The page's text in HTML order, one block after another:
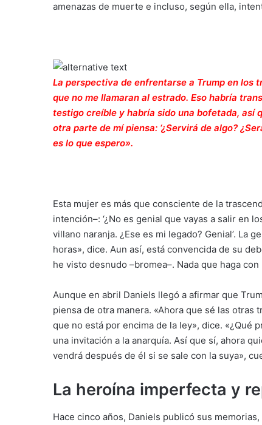
amenazas de muerte e incluso, según ella,
La perspectiva de enfrentarse a Trump en los
que no me llamaran al estrado. Eso habría
testigo creíble y habría sido una bofetada, así
otra parte de mí piensa: ‘¿Servirá de algo?
es lo que espero».
Esta mujer es más que consciente de la
intención–: ‘¿No es genial que vayas a salir en
villano naranja. ¿Ese es mi legado? Genial’. La
horas», dice. Aun así, está convencida de su
he visto desnudo –bromea–. Nada que haga
Aunque en abril Daniels llegó a afirmar que
piensa de otra manera. «Ahora que sé las
que no está por encima de la ley», dice. «¿Qué
una invitación a la anarquía. Así que sí, ahora
vendrá después de él si se sale con la suya»,
La heroína imperfecta y
Hace cinco años, Daniels publicó sus memorias,